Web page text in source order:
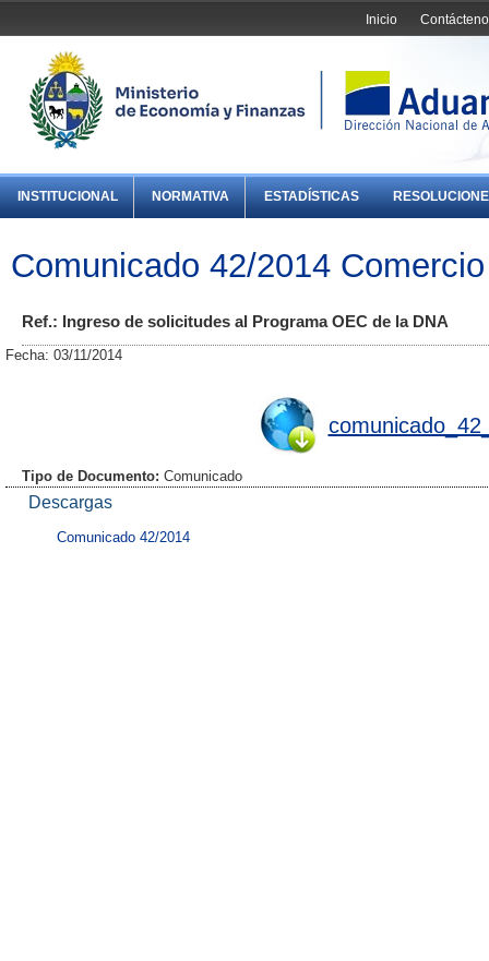
Inicio
INSTITUCIONAL NORMATIVA ESTADÍSTICAS
Comunicado 42/2014
Ref.: Ingreso de solicitudes al Programa OEC de la DNA
Fecha: 03/11/2014
Tipo de Documento: Comunicado
Descargas
Comunicado 42/2014